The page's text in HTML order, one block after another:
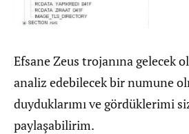
Efsane Zeus trojanına gelecek
analiz edebilecek bir numune
duyduklarımı ve gördüklerimi
paylaşabilirim.